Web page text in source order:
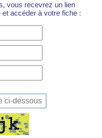
vous recevrez un lien
accéder à votre fiche :